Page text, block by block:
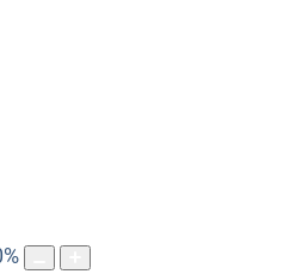
%